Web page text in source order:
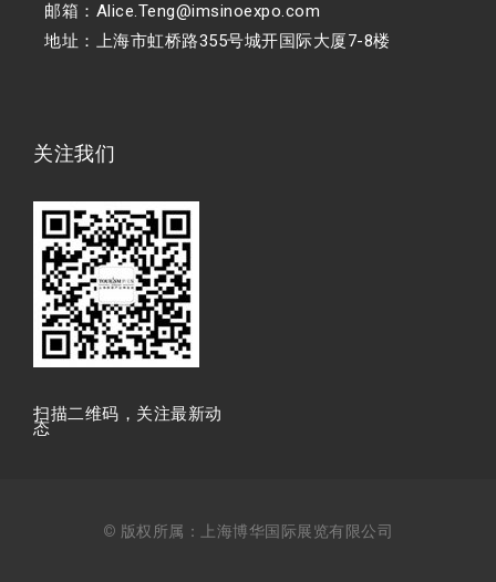
邮箱：Alice.Teng@imsinoexpo.com
地址：上海市虹桥路355号城开国际大厦7-8楼
关注我们
扫描⼆维码，关注最新动
态
© 版权所属：上海博华国际展览有限公司